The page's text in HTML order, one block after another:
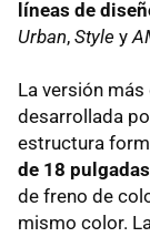
líneas de
Urban, Style y
La versión
desarrollada
estructura
de 18 pulgadas
de freno de
mismo color.